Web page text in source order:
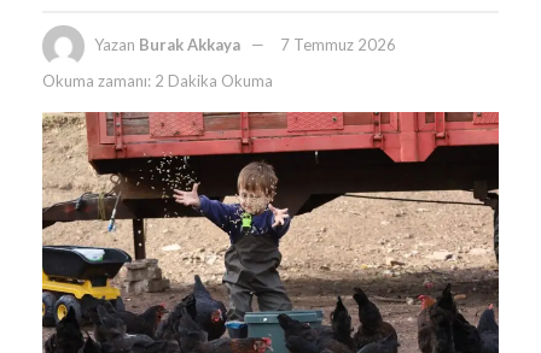
Yazan Burak Akkaya
7 Temmuz 2026
Okuma zamanı: 2 Dakika Okuma